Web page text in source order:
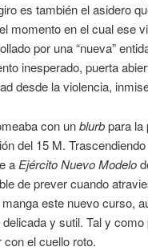
es también el asidero
momento en el cual ese
por una “nueva”
inesperado, puerta
desde la violencia,
con unblurbpara la
del 15 M.
a Ejército Nuevo Modelo
de prever cuando
este nuevo curso,
y sutil. Tal y
el cuello roto.